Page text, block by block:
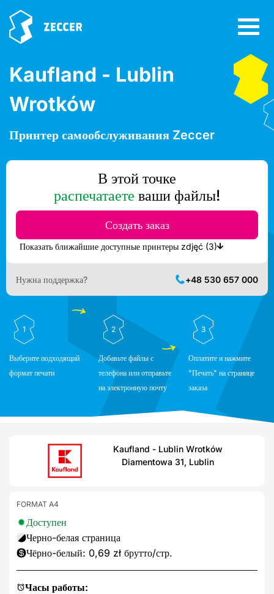
Kaufland - Lublin
Wrotków
Принтер самообслуживания Zeccer
В этой точке
распечатаете ваши файлы!
Создать заказ
Показать ближайшие доступные принтеры zdjęć (3)
Нужна поддержка? +48 530 657 000
1
Выберите подходящий
формат печати
2
Добавьте файлы с
телефона или отправьте
на электронную почту
3
Оплатите и нажмите
"Печать" на странице
заказа
Kaufland - Lublin Wrotków
Diamentowa 31, Lublin
Часы работы:
FORMAT A4
Доступен
Черно-белая страница
Чёрно-белый: 0,69 zł брутто/стр.